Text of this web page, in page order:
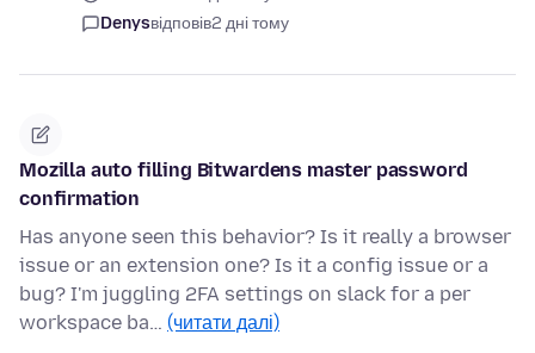
Denysвідповів2 дні тому
Mozilla auto filling Bitwardens master password
confirmation
Has anyone seen this behavior? Is it really a browser
issue or an extension one? Is it a config issue or a
bug? I'm juggling 2FA settings on slack for a per
workspace ba… (читати далі)